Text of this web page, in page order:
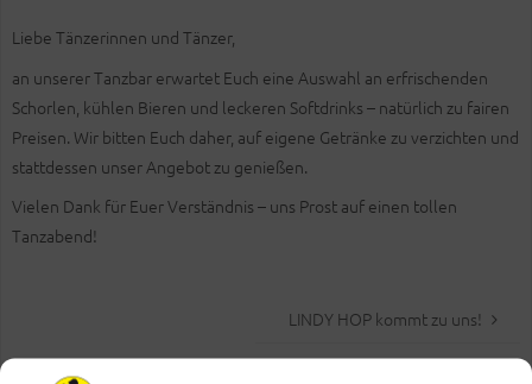
Liebe Tänzerinnen und Tänzer,
an unserer Tanzbar erwartet Euch eine Auswahl an erfrischenden
Schorlen, kühlen Bieren und leckeren Softdrinks – natürlich zu fairen
Preisen. Wir bitten Euch daher, auf eigene Getränke zu verzichten und
stattdessen unser Angebot zu genießen.
Vielen Dank für Euer Verständnis – uns Prost auf einen tollen
Tanzabend!
LINDY HOP kommt zu uns!